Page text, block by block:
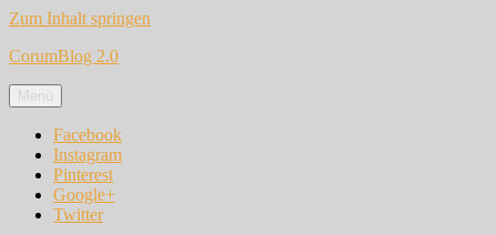
Zum Inhalt springen
CorumBlog 2.0
Menü
Facebook
Instagram
Pinterest
Google+
Twitter